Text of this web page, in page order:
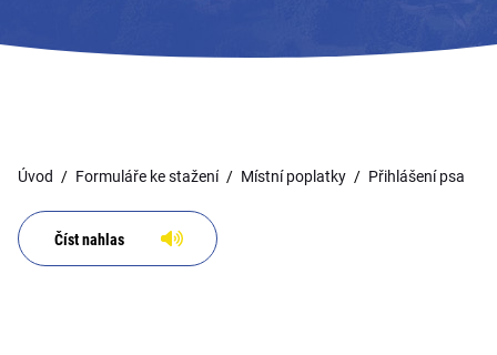
PRO TURISTY
Úvod Formuláře ke stažení Místní poplatky Přihlášení psa
Číst nahlas